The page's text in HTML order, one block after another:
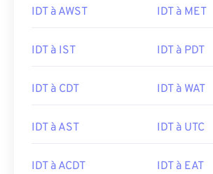
IDT à AWST IDT à MET
IDT à IST IDT à PDT
IDT à CDT IDT à WAT
IDT à AST IDT à UTC
IDT à ACDT IDT à EAT